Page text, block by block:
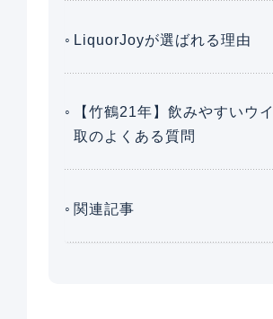
LiquorJoyが選ばれる理由
【竹鶴21年】飲みやすいウ
取のよくある質問
関連記事